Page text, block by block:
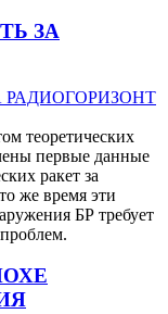
ЗА
теоретических
первые данные
ракет за
же время эти
БР требует